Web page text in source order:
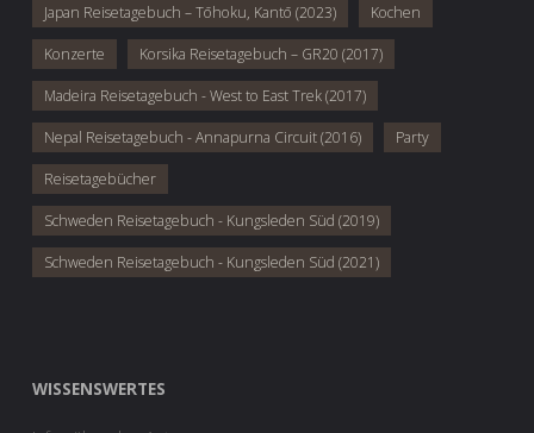
Japan Reisetagebuch – Tōhoku, Kantō (2023) Kochen
Konzerte Korsika Reisetagebuch – GR20 (2017)
Madeira Reisetagebuch - West to East Trek (2017)
Nepal Reisetagebuch - Annapurna Circuit (2016) Party
Reisetagebücher
Schweden Reisetagebuch - Kungsleden Süd (2019)
Schweden Reisetagebuch - Kungsleden Süd (2021)
WISSENSWERTES